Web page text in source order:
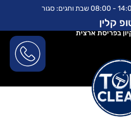
קלין
בפריסת ארצית